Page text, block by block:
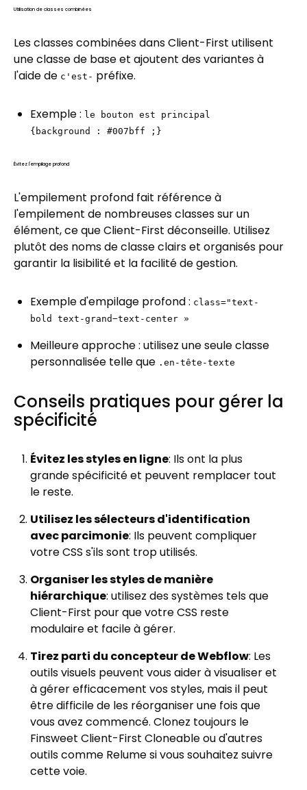
Utilisation de classes combinées
Les classes combinées dans Client-First utilisent
une classe de base et ajoutent des variantes à
l'aide de c'est- préfixe.
Exemple : le bouton est principal
{background : #007bff ;}
Évitez l'empilage profond
L'empilement profond fait référence à
l'empilement de nombreuses classes sur un
élément, ce que Client-First déconseille. Utilisez
plutôt des noms de classe clairs et organisés pour
garantir la lisibilité et la facilité de gestion.
Exemple d'empilage profond : class="text-
bold text-grand−text-center »
Meilleure approche : utilisez une seule classe
personnalisée telle que .en-tête-texte
Conseils pratiques pour gérer la
spécificité
Évitez les styles en ligne: Ils ont la plus
grande spécificité et peuvent remplacer tout
le reste.
Utilisez les sélecteurs d'identification
avec parcimonie: Ils peuvent compliquer
votre CSS s'ils sont trop utilisés.
Organiser les styles de manière
hiérarchique: utilisez des systèmes tels que
Client-First pour que votre CSS reste
modulaire et facile à gérer.
Tirez parti du concepteur de Webflow: Les
outils visuels peuvent vous aider à visualiser et
à gérer efficacement vos styles, mais il peut
être difficile de les réorganiser une fois que
vous avez commencé. Clonez toujours le
Finsweet Client-First Cloneable ou d'autres
outils comme Relume si vous souhaitez suivre
cette voie.